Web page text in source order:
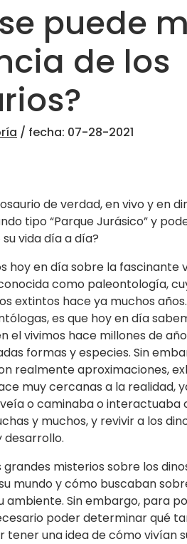
puede
de los
/ fecha: 07-28-2021
de verdad, en vivo y en
tipo “Parque Jurásico” y
vida día a día?
hoy en día sobre la fascinante
como paleontología,
extintos hace ya muchos
es que hoy en día
el vivimos hace millones de
formas y especies. Sin
realmente aproximaciones,
muy cercanas a la realidad,
o caminaba o interactuaba
y muchos, y revivir a los
grandes misterios sobre los
mundo y cómo buscaban
ambiente. Sin embargo, para
poder determinar qué
tener una idea de cómo vivían